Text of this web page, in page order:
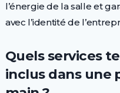
l’énergie de la salle et
avec l’identité de
Quels services
inclus dans une